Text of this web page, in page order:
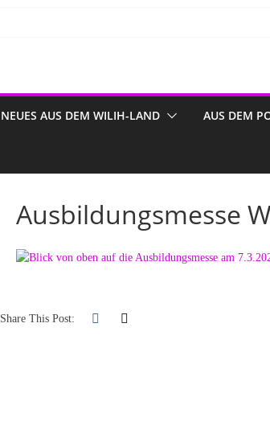
NEUES AUS DEM WILIH-LAND AUS DEM
Ausbildungsmesse
Share This Post: